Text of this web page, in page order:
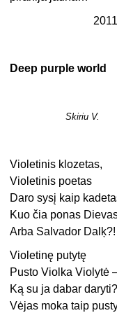
Deep purple world
Skiriu V.
Violetinis klozetas,
Violetinis poetas
Daro sysį kaip
Kuo čia ponas
Arba Salvador Dalķ?!
Violetinę putytę
Pusto Violka Violytė
Ką su ja dabar
Vėjas moka taip